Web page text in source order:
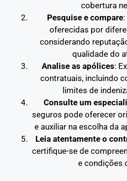
cobertura
Pesquise e compare
oferecidas por
considerando
qualidade do
Analise as apólices:
contratuais, incluindo
limites de
Consulte um
seguros pode oferecer
e auxiliar na escolha da
Leia atentamente o
certifique-se de
e condições